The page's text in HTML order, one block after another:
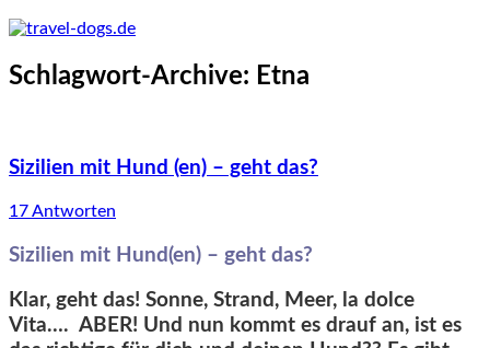
Schlagwort-Archive: Etna
Sizilien mit Hund (en) – geht das?
17 Antworten
Sizilien mit Hund(en) – geht das?
Klar, geht das! Sonne, Strand, Meer, la dolce
Vita…. ABER! Und nun kommt es drauf an, ist es